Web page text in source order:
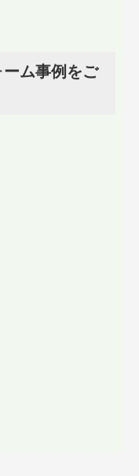
ム事例をご